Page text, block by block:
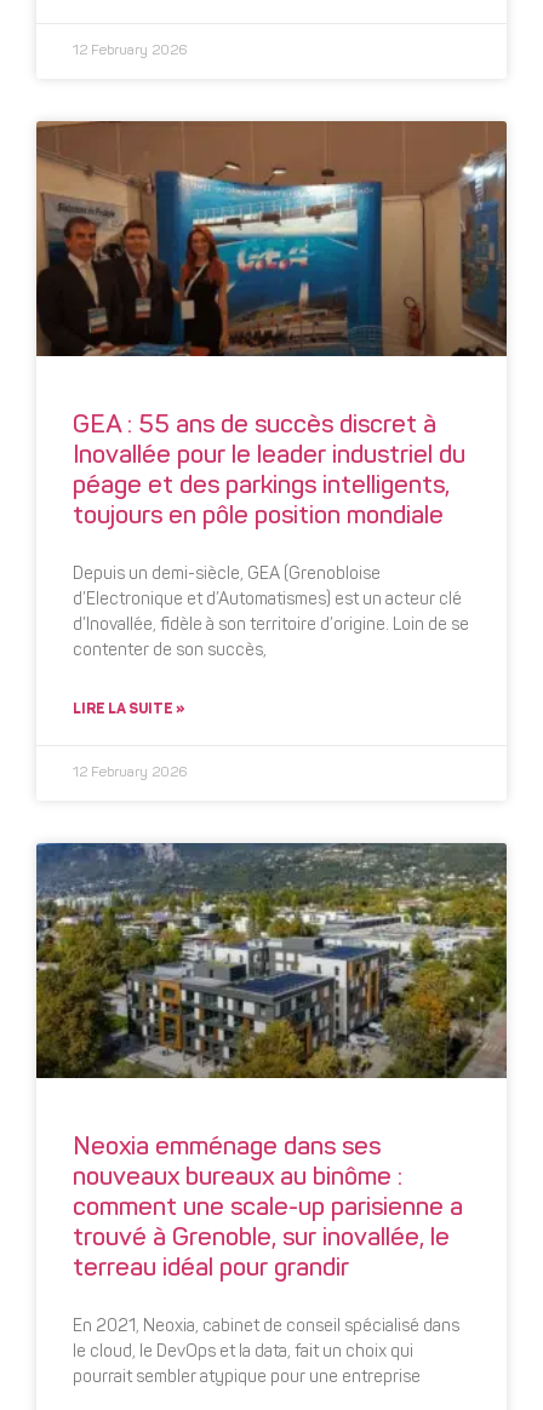
12 February 2026
GEA : 55 ans de succès discret à
Inovallée pour le leader industriel du
péage et des parkings intelligents,
toujours en pôle position mondiale
Depuis un demi-siècle, GEA (Grenobloise
d’Electronique et d’Automatismes) est un acteur clé
d’Inovallée, fidèle à son territoire d’origine. Loin de se
contenter de son succès,
LIRE LA SUITE »
12 February 2026
Neoxia emménage dans ses
nouveaux bureaux au binôme :
comment une scale-up parisienne a
trouvé à Grenoble, sur inovallée, le
terreau idéal pour grandir
En 2021, Neoxia, cabinet de conseil spécialisé dans
le cloud, le DevOps et la data, fait un choix qui
pourrait sembler atypique pour une entreprise